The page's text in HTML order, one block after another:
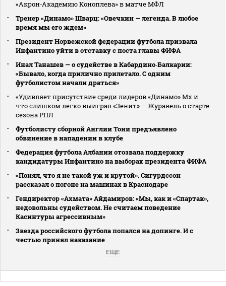
«Акрон‑Академию Коноплева» в матче МФЛ
Тренер «Динамо» Шварц: «Овечкин — легенда. В любое
время мы его ждем»
Президент Норвежской федерации футбола призвала
Инфантино уйти в отставку с поста главы ФИФА
Инал Танашев — о судействе в Кабардино‑Балкарии:
«Бывало, когда прилично прилетало. С одним
футболистом начали драться»
«Удивляет присутствие среди лидеров «Динамо» Мх и
что слишком легко выиграл «Зенит» — Журавель о старте
сезона РПЛ
Футболисту сборной Англии Тони предъявлено
обвинение в нападении в клубе
Федерация футбола Албании отозвала поддержку
кандидатуры Инфантино на выборах президента ФИФА
«Понял, что я не такой уж и крутой». Сигурдссон
рассказал о погоне на машинах в Краснодаре
Гендиректор «Ахмата» Айдамиров: «Мы, как и «Спартак»,
недовольны судейством. Не считаем поведение
Касинтуры агрессивным»
Звезда российского футбола попался на допинге. И с
честью принял наказание
ЕЩЕ